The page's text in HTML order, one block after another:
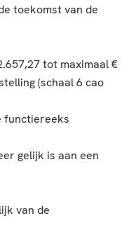
toekomst van de
tot maximaal €
(schaal 6 cao
functiereeks
gelijk is aan een
van de